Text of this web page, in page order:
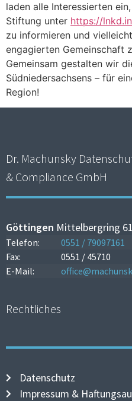
laden alle Interessierten
Stiftung unter https://
zu informieren und
engagierten Gemeinschaft
Gemeinsam gestalten wir
Südniedersachsens – für
Region!
Dr. Machunsky
& Compliance GmbH
Göttingen Mittelbergring
Telefon:
0551 / 79097161
Fax:
0551 / 45710
E-Mail:
Rechtliches
Datenschutz
Impressum &